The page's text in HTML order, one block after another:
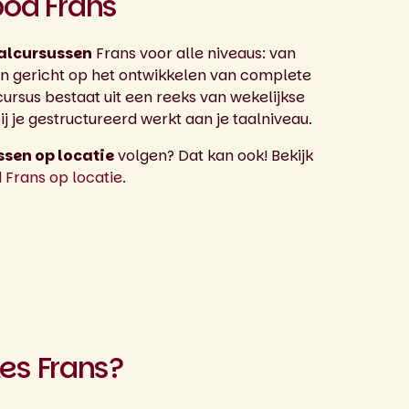
Frans voor alle niveaus: van
gericht op het ontwikkelen van complete
bestaat uit een reeks van wekelijkse
je gestructureerd werkt aan je taalniveau.
op locatievolgen? Dat kan ook! Bekijk
Frans op locatie.
Frans?